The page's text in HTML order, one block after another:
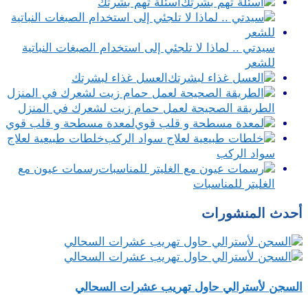
سيدتي .. لماذا لا تلجئي إلى استخدام الصبغات النباتية
للشعر
العسل غذاء لبشرتك
الطريقة الصحيحة لعمل حمام زيت لشعرك في المنزل
لمعدة مسطحة و قلب قوي
خلطات طبيعية لعلاج
سواد الركب
رسمات عيون مع
الغليتر للمناسبات
أحدث المنشورات
السجن لأسترالي حاول تهريب عشرات السحالي